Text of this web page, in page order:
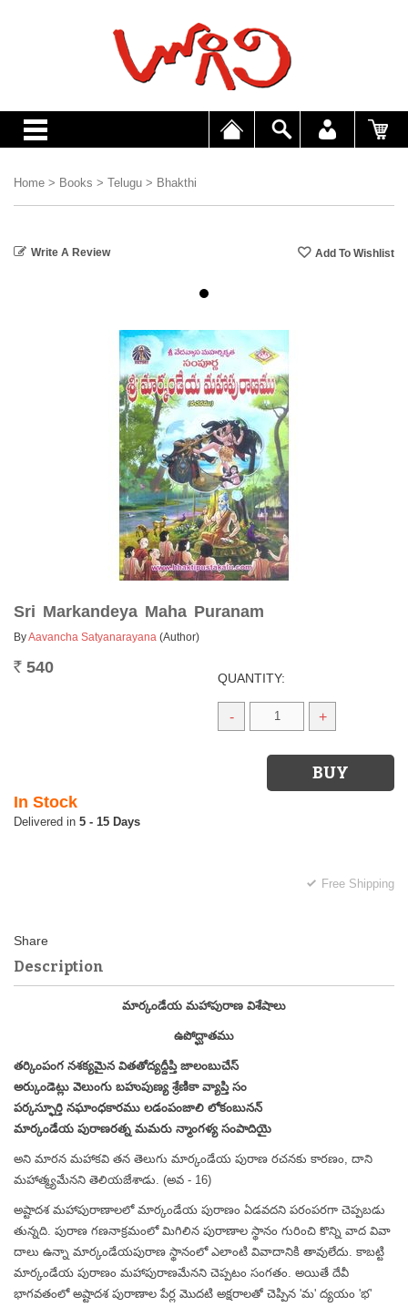
Home > Books > Telugu > Bhakthi
Write A Review
Sri Markandeya Maha Puranam
ByAavancha Satyanarayana (Author)
Rs. 540
QUANTITY:
- +
In Stock
5 - 15 Days
Free Shipping
Description
మార్కండేయ మహాపురాణ విశేషాలు
ఉపోద్ఘాతము
తర్కింపంగ నశక్యమైన వితతోద్యద్దీప్తి జాలంబుచేస్
అర్కుండెట్లు వెలుంగు బహుపుణ్య శ్రేణికా వ్యాప్తి సం
పర్కస్ఫూర్తి నఘాంధకారము లడంపంజాలి లోకంబునన్
మార్కండేయ పురాణరత్న మమరు న్మాంగళ్య సంపాదియై
అని మారన మహాకవి తన తెలుగు మార్కండేయ పురాణ రచనకు కారణం, దాని
మహాత్మ్యమేనని తెలియజేశాడు. (అవ - 16)
అష్టాదశ మహాపురాణాలలో మార్కండేయ పురాణం ఏడవదని పరంపరగా చెప్పబడు
తున్నది. పురాణ గణనాక్రమంలో మిగిలిన పురాణాల స్థానం గురించి కొన్ని వాద వివా
దాలు ఉన్నా మార్కండేయపురాణ స్థానంలో ఎలాంటి వివాదానికి తావులేదు. కాబట్టి
మార్కండేయ పురాణం మహాపురాణమేనని చెప్పటం సంగతం. అయితే దేవీ
భాగవతంలో అష్టాదశ పురాణాల పేర్ల మొదటి అక్షరాలతో చెప్పిన 'మ' ద్యయం 'భ'